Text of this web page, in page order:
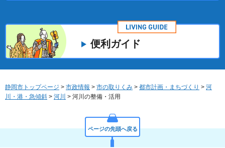
便利ガイド
静岡市トップページ > 市政情報 > 市の取りくみ > 都市計画・まちづくり > 河
川・港・急傾斜 > 河川 > 河川の整備・活用
ページの先頭へ戻る